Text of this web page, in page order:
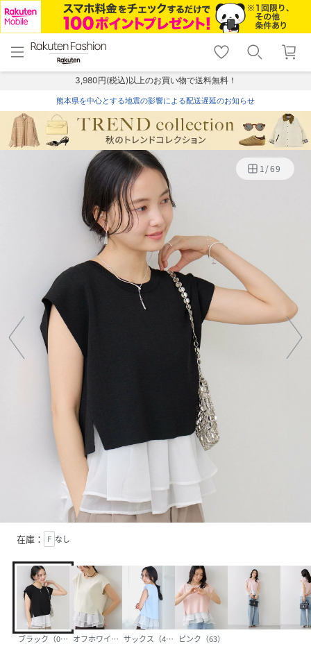
menu home
トップ
shopping_cart lock_outline
ログイン
3,980円(税込)以上のお買い物で送料無料！
熊本県を中心とする地震の影響による配送遅延のお知らせ
1/69
在庫： F なし
ブラック（01） オフホワイト（15）サックス（48） ピンク（63）